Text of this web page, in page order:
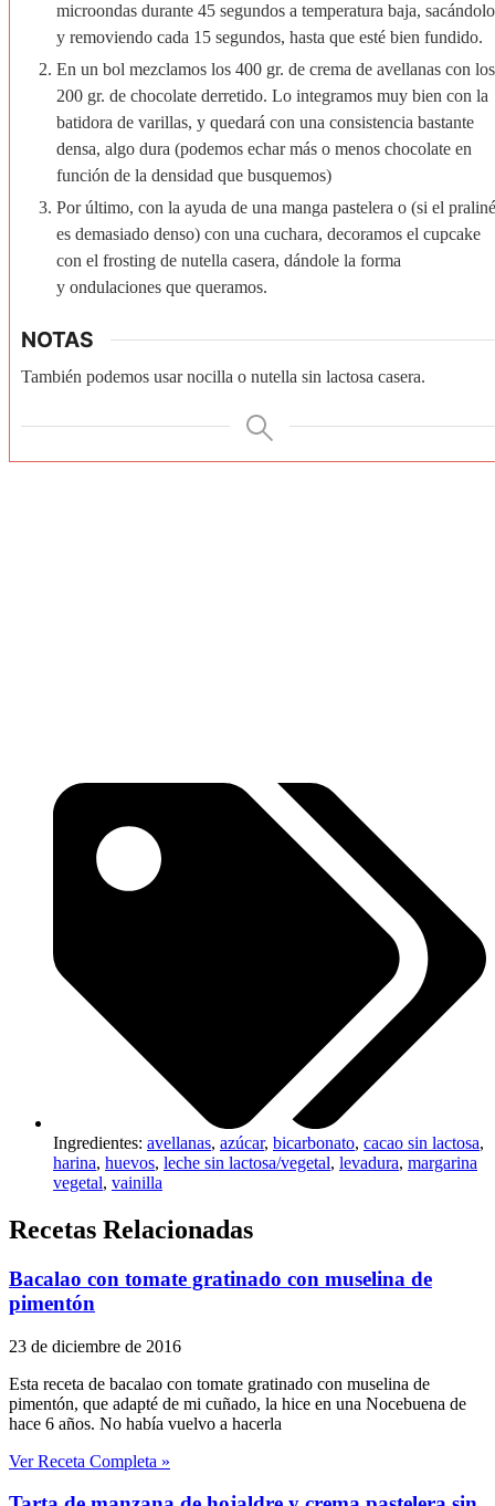
microondas durante 45 segundos a temperatura baja, sacándolo
y removiendo cada 15 segundos, hasta que esté bien fundido.
En un bol mezclamos los 400 gr. de crema de avellanas con los
200 gr. de chocolate derretido. Lo integramos muy bien con la
batidora de varillas, y quedará con una consistencia bastante
densa, algo dura (podemos echar más o menos chocolate en
función de la densidad que busquemos)
Por último, con la ayuda de una manga pastelera o (si el praliné
es demasiado denso) con una cuchara, decoramos el cupcake
con el frosting de nutella casera, dándole la forma
y ondulaciones que queramos.
NOTAS
También podemos usar nocilla o nutella sin lactosa casera.
Ingredientes: avellanas, azúcar, bicarbonato, cacao sin lactosa,
harina, huevos, leche sin lactosa/vegetal, levadura, margarina
vegetal, vainilla
Recetas Relacionadas
Bacalao con tomate gratinado con muselina de
pimentón
23 de diciembre de 2016
Esta receta de bacalao con tomate gratinado con muselina de
pimentón, que adapté de mi cuñado, la hice en una Nocebuena de
hace 6 años. No había vuelvo a hacerla
Ver Receta Completa »